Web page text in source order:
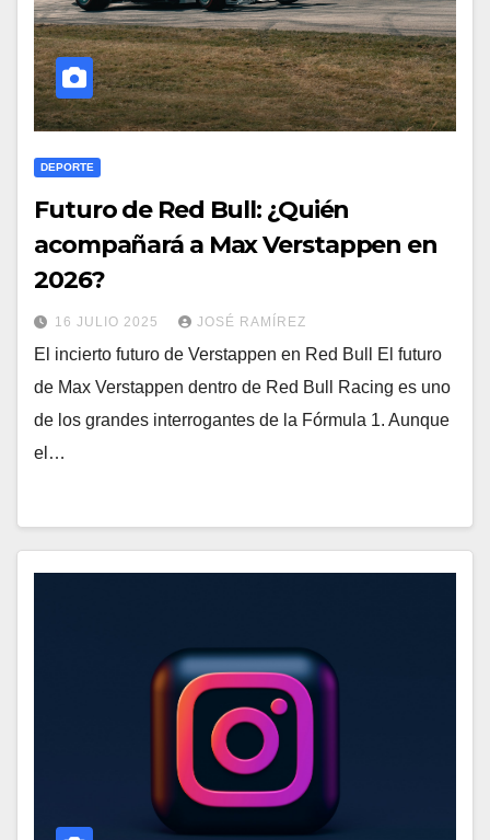
DEPORTE
Futuro de Red Bull: ¿Quién
acompañará a Max Verstappen en
2026?
16 JULIO 2025 JOSÉ RAMÍREZ
El incierto futuro de Verstappen en Red Bull El futuro
de Max Verstappen dentro de Red Bull Racing es uno
de los grandes interrogantes de la Fórmula 1. Aunque
el…